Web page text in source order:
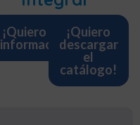
¡Quiero más
información!
¡Quiero
descargar
el
catálogo!